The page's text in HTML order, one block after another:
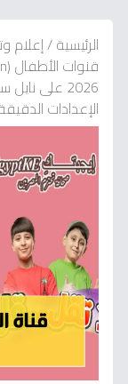
الرئيسية/إعلام
قنوات الأطفال (Evergreen)
الإعدادات